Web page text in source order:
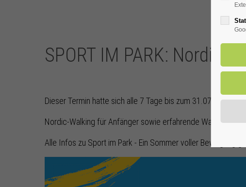
SPORT IM PARK: Nordic-
Dieser Termin hatte sich alle 7 Tage bis zum 31.07.2025
Nordic-Walking für Anfänger sowie erfahrende Walker. Am
Alle Infos zu Sport im Park - Ein Sommer voller Bewegung